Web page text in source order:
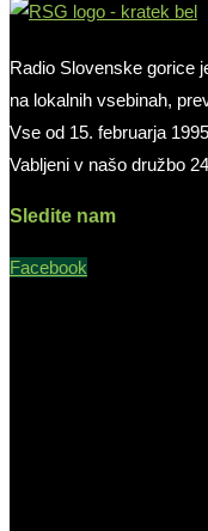
Radio Slovenske gorice
na lokalnih vsebinah,
Vse od 15. februarja
Vabljeni v našo družbo
Sledite nam
Facebook